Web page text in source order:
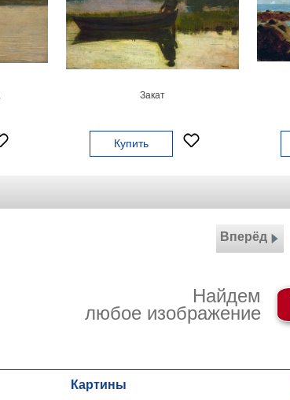
Закат
Купить
Вперёд
Найдем
любое изображение
Картины